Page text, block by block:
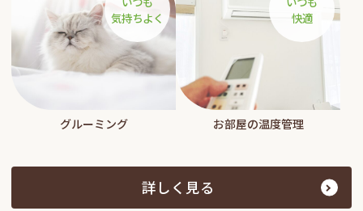
気持ちよく
グルーミング
快適
お部屋の温度管理
詳しく見る